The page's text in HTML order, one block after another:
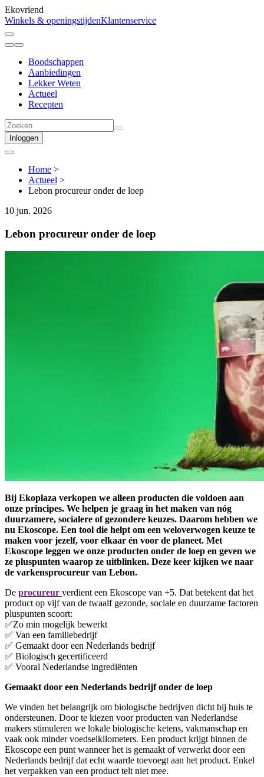
Ekovriend
Winkels & openingstijdenKlantenservice
Boodschappen
Aanbiedingen
Lekker Weten
Actueel
Recepten
Inloggen
Home >
Actueel >
Lebon procureur onder de loep
10 jun. 2026
Lebon procureur onder de loep
Bij Ekoplaza verkopen we alleen producten die voldoen aan
onze principes. We helpen je graag in het maken van nóg
duurzamere, socialere of gezondere keuzes. Daarom hebben we
nu Ekoscope. Een tool die helpt om een weloverwogen keuze te
maken voor jezelf, voor elkaar én voor de planeet. Met
Ekoscope leggen we onze producten onder de loep en geven we
ze pluspunten waarop ze uitblinken. Deze keer kijken we naar
de varkensprocureur van Lebon.
De procureur verdient een Ekoscope van +5. Dat betekent dat het
product op vijf van de twaalf gezonde, sociale en duurzame factoren
pluspunten scoort:
✅Zo min mogelijk bewerkt
✅ Van een familiebedrijf
✅ Gemaakt door een Nederlands bedrijf
✅ Biologisch gecertificeerd
✅ Vooral Nederlandse ingrediënten
Gemaakt door een Nederlands bedrijf onder de loep
We vinden het belangrijk om biologische bedrijven dicht bij huis te
ondersteunen. Door te kiezen voor producten van Nederlandse
makers stimuleren we lokale biologische ketens, vakmanschap en
vaak ook minder voedselkilometers. Een product krijgt binnen de
Ekoscope een punt wanneer het is gemaakt of verwerkt door een
Nederlands bedrijf dat echt waarde toevoegt aan het product. Enkel
het verpakken van een product telt niet mee.